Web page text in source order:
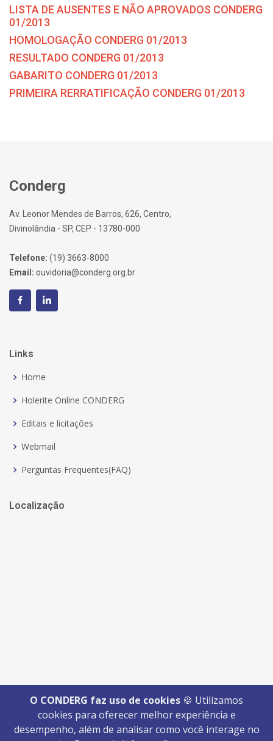
O CONDERG faz uso de cookies 🍪 Utilizamos
cookies para oferecer melhor experiência e
desempenho, além de analisar como você interage no
LISTA DE AUSENTES E NÃO APROVADOS CONDERG
01/2013
HOMOLOGAÇÃO CONDERG 01/2013
RESULTADO CONDERG 01/2013
GABARITO CONDERG 01/2013
PRIMEIRA RERRATIFICAÇÃO CONDERG 01/2013
Conderg
Av. Leonor Mendes de Barros, 626, Centro,
Divinolândia - SP, CEP - 13780-000
Telefone: (19) 3663-8000
Email: ouvidoria@conderg.org.br
Links
Home
Holerite Online CONDERG
Editais e licitações
Webmail
Perguntas Frequentes(FAQ)
Localização